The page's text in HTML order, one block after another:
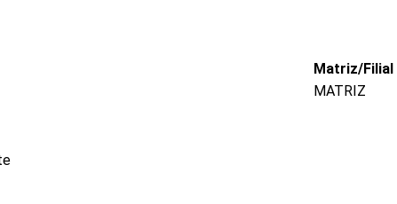
Matriz/Filial
MATRIZ